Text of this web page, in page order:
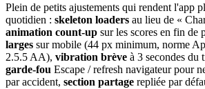
Plein de petits ajustements qui rendent l'app
quotidien : skeleton loaders au lieu de «
animation count-up sur les scores en fin de
larges sur mobile (44 px minimum, norme
2.5.5 AA), vibration brève à 3 secondes du
garde-fou Escape / refresh navigateur pour
par accident, section partage repliée par